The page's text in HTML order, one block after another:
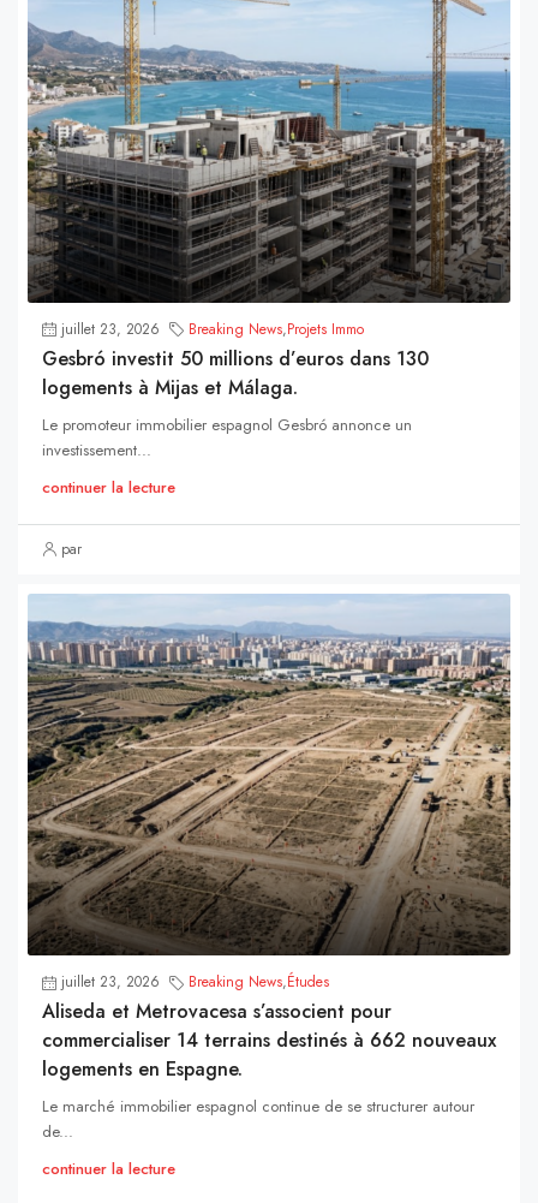
juillet 23, 2026 Breaking News,Projets Immo
Gesbró investit 50 millions d’euros dans 130
logements à Mijas et Málaga.
Le promoteur immobilier espagnol Gesbró annonce un
investissement...
continuer la lecture
par
juillet 23, 2026 Breaking News,Études
Aliseda et Metrovacesa s’associent pour
commercialiser 14 terrains destinés à 662 nouveaux
logements en Espagne.
Le marché immobilier espagnol continue de se structurer autour
de...
continuer la lecture